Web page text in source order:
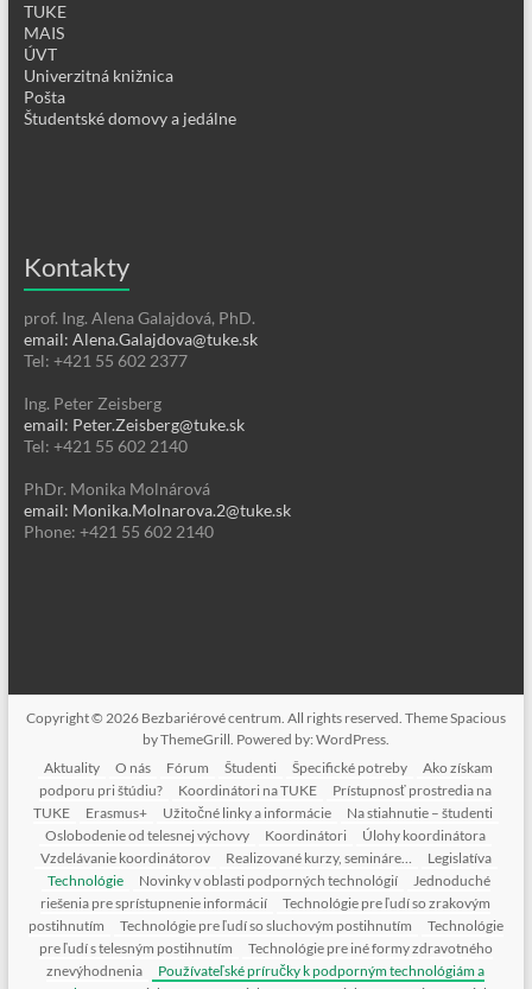
TUKE
MAIS
ÚVT
Univerzitná knižnica
Pošta
Študentské domovy a jedálne
Kontakty
prof. Ing. Alena Galajdová, PhD.
email: Alena.Galajdova@tuke.sk
Tel: +421 55 602 2377
Ing. Peter Zeisberg
email: Peter.Zeisberg@tuke.sk
Tel: +421 55 602 2140
PhDr. Monika Molnárová
email: Monika.Molnarova.2@tuke.sk
Phone: +421 55 602 2140
Copyright © 2026 Bezbariérové centrum. All rights reserved. ThemeSpacious
by ThemeGrill. Powered by: WordPress.
Aktuality
O nás Fórum Študenti Špecifické potreby
Ako získam
podporu pri štúdiu?
Koordinátori na TUKE
Prístupnosť prostredia na
TUKE
Erasmus+ Užitočné linky a informácie
Na stiahnutie – študenti
Oslobodenie od telesnej výchovy
Koordinátori
Úlohy koordinátora
Vzdelávanie koordinátorov
Realizované kurzy, semináre…
Legislatíva
Technológie
Novinky v oblasti podporných technológií
Jednoduché
riešenia pre sprístupnenie informácií
Technológie pre ľudí so zrakovým
postihnutím
Technológie pre ľudí so sluchovým postihnutím
Technológie
pre ľudí s telesným postihnutím
Technológie pre iné formy zdravotného
znevýhodnenia
Používateľské príručky k podporným technológiám a